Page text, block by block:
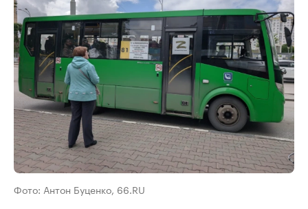
Фото: Антон Буценко, 66.RU